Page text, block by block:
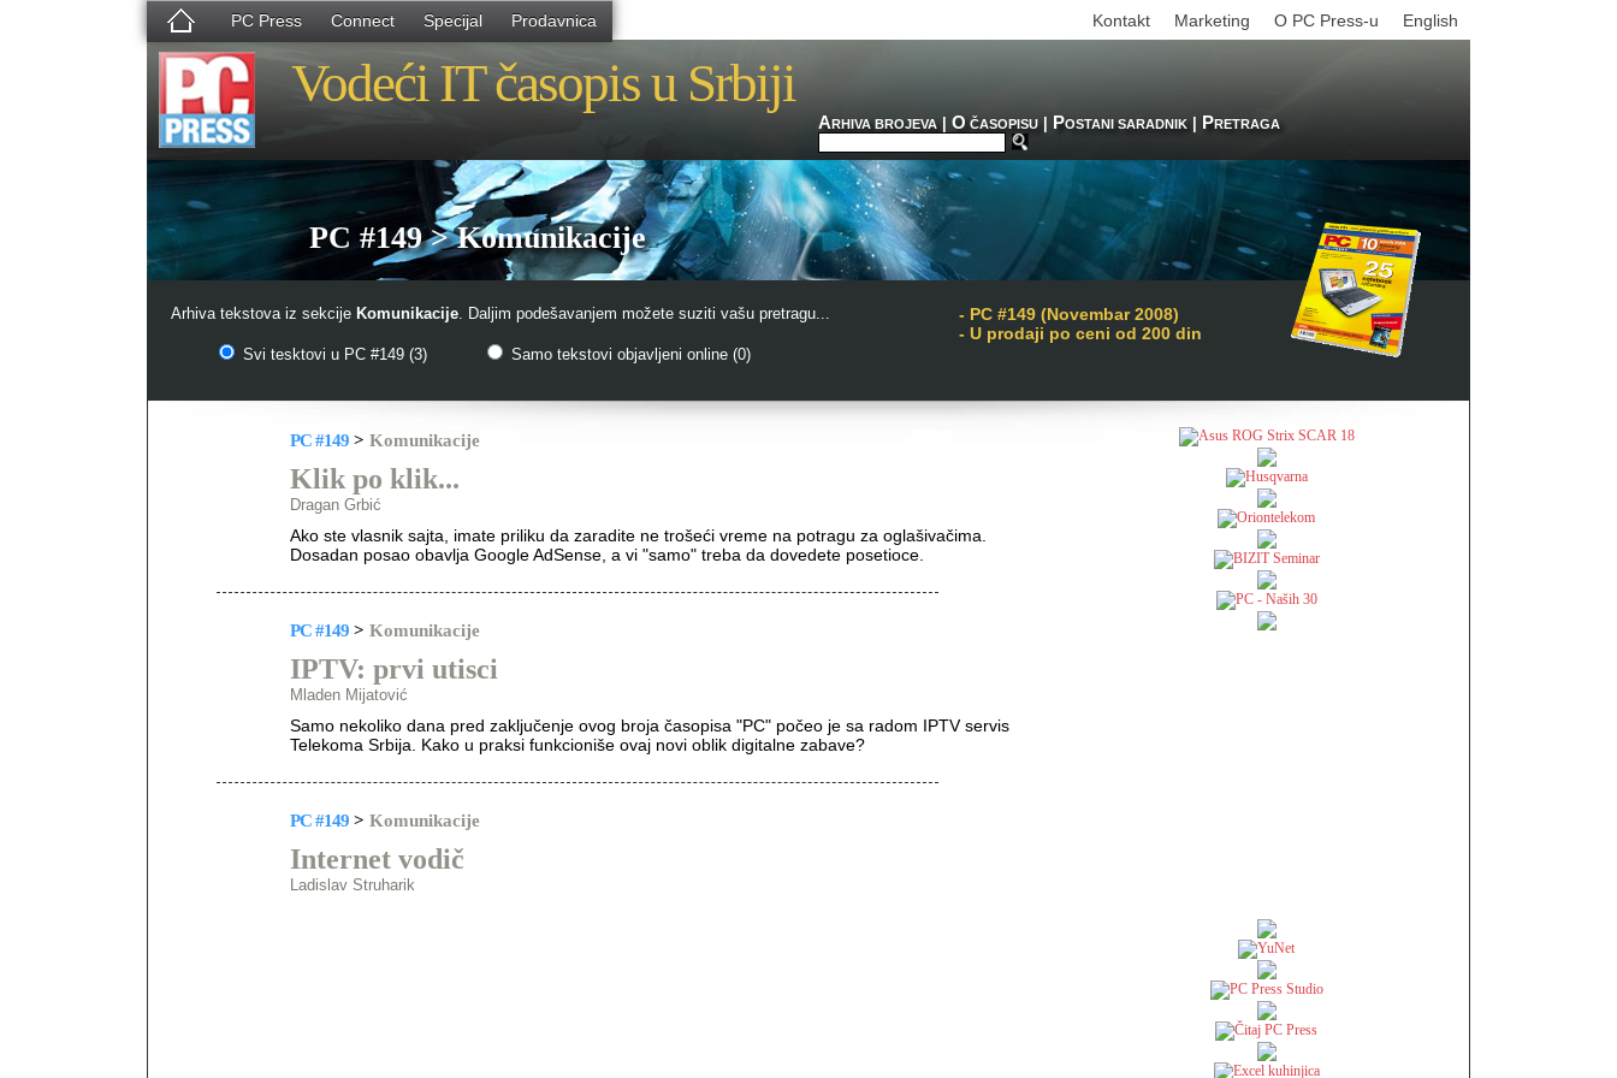
PC Press Connect Specijal Prodavnica English
O PC Press-u
Marketing
Kontakt
Vodeći IT časopis u Srbiji
ARHIVA BROJEVA| O ČASOPISU| POSTANI SARADNIK| PRETRAGA
PC #149 > Komunikacije
Arhiva tekstova iz sekcije Komunikacije. Daljim podešavanjem možete suziti vašu pretragu...
Svi tesktovi u PC #149 (3) Samo tekstovi objavljeni online (0)
- PC #149 (Novembar 2008)
- U prodaji po ceni od 200 din
PC #149 > Komunikacije
Klik po klik...
Dragan Grbić
Ako ste vlasnik sajta, imate priliku da zaradite ne trošeći vreme na potragu za oglašivačima.
Dosadan posao obavlja Google AdSense, a vi "samo" treba da dovedete posetioce.
PC #149 > Komunikacije
IPTV: prvi utisci
Mladen Mijatović
Samo nekoliko dana pred zaključenje ovog broja časopisa "PC" počeo je sa radom IPTV servis
Telekoma Srbija. Kako u praksi funkcioniše ovaj novi oblik digitalne zabave?
PC #149 > Komunikacije
Internet vodič
Ladislav Struharik